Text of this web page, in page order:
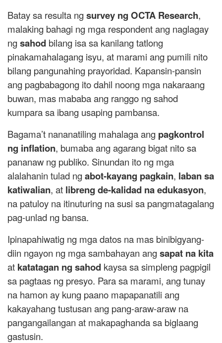
Batay sa resulta ngsurvey ng OCTA Research,
malaking bahagi ng mga respondent ang naglagay
ngsahod bilang isa sa kanilang tatlong
pinakamahalagang isyu, at marami ang pumili nito
bilang pangunahing prayoridad. Kapansin-pansin
ang pagbabagong ito dahil noong mga nakaraang
buwan, mas mababa ang ranggo ng sahod
kumpara sa ibang usaping pambansa.
Bagama’t nananatiling mahalaga ang pagkontrol
ng inflation, bumaba ang agarang bigat nito sa
pananaw ng publiko. Sinundan ito ng mga
alalahanin tulad ngabot-kayang pagkain, laban sa
katiwalian, at libreng de-kalidad na edukasyon,
na patuloy na itinuturing na susi sa pangmatagalang
pag-unlad ng bansa.
Ipinapahiwatig ng mga datos na mas binibigyang-
diin ngayon ng mga sambahayan angsapat na kita
at katatagan ng sahod kaysa sa simpleng pagpigil
sa pagtaas ng presyo. Para sa marami, ang tunay
na hamon ay kung paano mapapanatili ang
kakayahang tustusan ang pang-araw-araw na
pangangailangan at makapaghanda sa biglaang
gastusin.